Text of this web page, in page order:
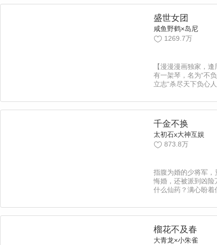
始～【漫漫独家，每
凡】不受宠皇子x傻
盛世女团
咸鱼野鹤×岛尼
1269.7万
【漫漫漫画独家，
有一架琴，名为“不
立志“杀尽天下负心
风摇滚乐队，且看少
绎一场完美复仇！【
千金不换
太初石x大神互娱
873.8万
指腹为婚的少将军，
悔婚，还被派到凶险
什么仙药？满心盼着
钗环扔罗裙，摇身一
要把她的少将军全
成亲。乞得闲身谢
衣。在下金不换，见
将军x皮皮大小姐【
榴花不及春
大青龙×小朱雀